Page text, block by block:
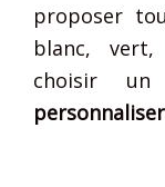
proposer
blanc,
choisir